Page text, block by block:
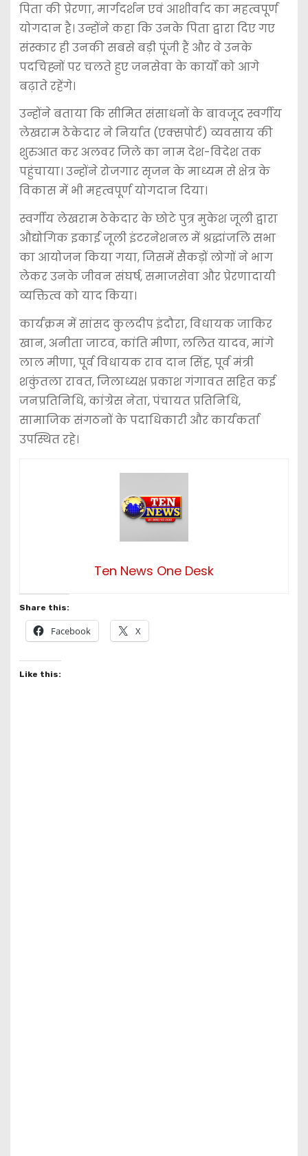
पिता की प्रेरणा, मार्गदर्शन एवं आशीर्वाद का महत्वपूर्ण
योगदान है। उन्होंने कहा कि उनके पिता द्वारा दिए गए
संस्कार ही उनकी सबसे बड़ी पूंजी हैं और वे उनके
पदचिह्नों पर चलते हुए जनसेवा के कार्यों को आगे
बढ़ाते रहेंगे।
उन्होंने बताया कि सीमित संसाधनों के बावजूद स्वर्गीय
लेखराम ठेकेदार ने निर्यात (एक्सपोर्ट) व्यवसाय की
शुरुआत कर अलवर जिले का नाम देश-विदेश तक
पहुंचाया। उन्होंने रोजगार सृजन के माध्यम से क्षेत्र के
विकास में भी महत्वपूर्ण योगदान दिया।
स्वर्गीय लेखराम ठेकेदार के छोटे पुत्र मुकेश जूली द्वारा
औद्योगिक इकाई जूली इंटरनेशनल में श्रद्धांजलि सभा
का आयोजन किया गया, जिसमें सैकड़ों लोगों ने भाग
लेकर उनके जीवन संघर्ष, समाजसेवा और प्रेरणादायी
व्यक्तित्व को याद किया।
कार्यक्रम में सांसद कुलदीप इंदौरा, विधायक जाकिर
खान, अनीता जाटव, कांति मीणा, ललित यादव, मांगे
लाल मीणा, पूर्व विधायक राव दान सिंह, पूर्व मंत्री
शकुंतला रावत, जिलाध्यक्ष प्रकाश गंगावत सहित कई
जनप्रतिनिधि, कांग्रेस नेता, पंचायत प्रतिनिधि,
सामाजिक संगठनों के पदाधिकारी और कार्यकर्ता
उपस्थित रहे।
Ten News One Desk
Share this:
Facebook X
Like this: